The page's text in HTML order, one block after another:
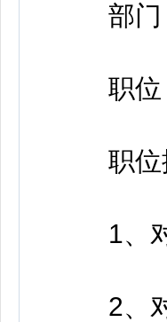
部门：
职位：
职位
1、对
2、对